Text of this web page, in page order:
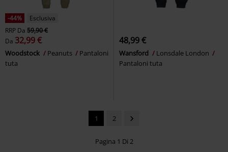
-44%
Esclusiva
RRP Da 59,90 €
Da 32,99 €
Woodstock Peanuts
Pantaloni
tuta
48,99 €
Wansford
Lonsdale London
Pantaloni tuta
1 2
Pagina 1 Di 2